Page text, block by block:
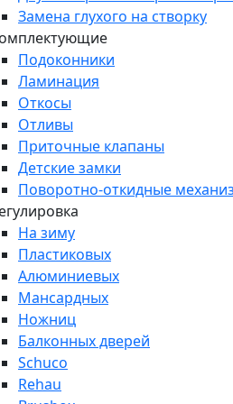
Замена глухого на створку
Подоконники
Ламинация
Откосы
Отливы
Приточные клапаны
Детские замки
Поворотно-откидные
На зиму
Пластиковых
Алюминиевых
Мансардных
Ножниц
Балконных дверей
Schuco
Rehau